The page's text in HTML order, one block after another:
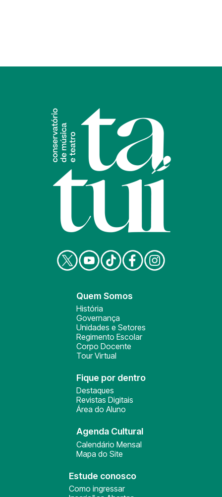
Quem Somos
História
Governança
Unidades e Setores
Regimento Escolar
Corpo Docente
Tour Virtual
Fique por dentro
Destaques
Revistas Digitais
Área do Aluno
Agenda Cultural
Calendário Mensal
Mapa do Site
Estude conosco
Como ingressar